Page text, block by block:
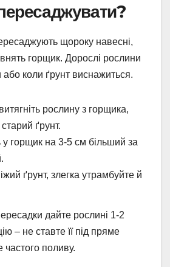
щороку навесні,
горщик. Дорослі рослини
коли ґрунт виснажиться.
рослину з горщика,
ґрунт.
у горщик на 3-5 см більший за
ґрунт, злегка утрамбуйте й
дайте рослині 1-2
– не ставте її під пряме
частого поливу.